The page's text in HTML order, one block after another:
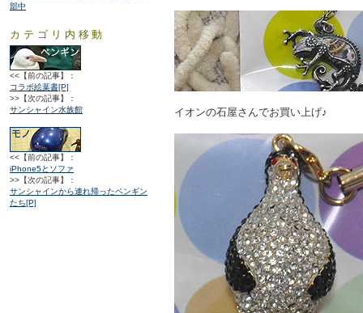
イオンの石屋さんでお買い上げ♪
部中
カテゴリ内移動
<<【前の記事】：
コラボ絵葉書[P]
>>【次の記事】：
サンシャイン水族館
<<【前の記事】：
iPhone5とソファ
>>【次の記事】：
サンシャインから連れ帰ったペンギン
たち[P]